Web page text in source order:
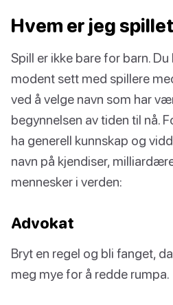
Hvem er jeg
Spill er ikke bare for barn.
modent sett med spillere
ved å velge navn som har
begynnelsen av tiden til nå.
ha generell kunnskap og
navn på kjendiser,
mennesker i verden:
Advokat
Bryt en regel og bli fanget,
meg mye for å redde rumpa.